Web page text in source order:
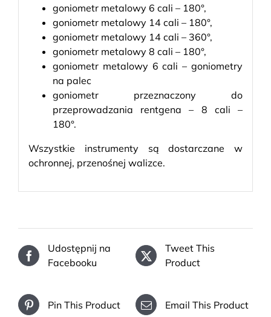
goniometr metalowy 6 cali – 180°,
goniometr metalowy 14 cali – 180°,
goniometr metalowy 14 cali – 360°,
goniometr metalowy 8 cali – 180°,
goniometr metalowy 6 cali – goniometry
na palec
goniometr przeznaczony do
przeprowadzania rentgena – 8 cali –
180°.
Wszystkie instrumenty są dostarczane w
ochronnej, przenośnej walizce.
Udostępnij na
Facebooku
Tweet This
Product
Pin This Product Email This Product